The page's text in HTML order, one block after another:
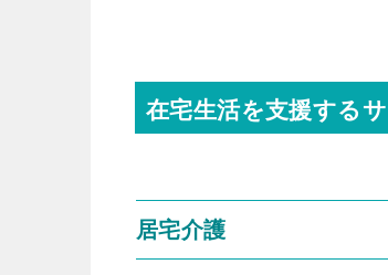
在宅生活を支援する
居宅介護